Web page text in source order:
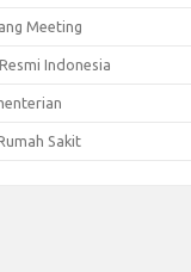
Meeting
Indonesia
Sakit